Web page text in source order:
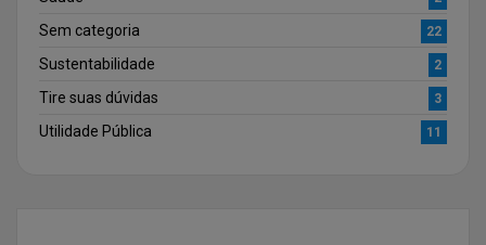
Sem categoria 22
Sustentabilidade 2
Tire suas dúvidas 3
Utilidade Pública 11